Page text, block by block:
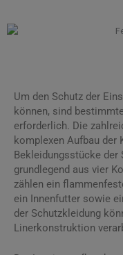
Um den Schutz der
können, sind
erforderlich. Die
komplexen Aufbau der
Bekleidungsstücke der
grundlegend aus vier
zählen ein
ein Innenfutter sowie
der Schutzkleidung
Linerkonstruktion